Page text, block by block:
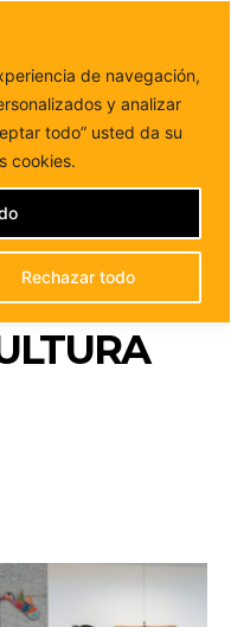
de navegación,
y analizar
todo” usted da su
cookies.
Rechazar todo
cercana
muestra el talento
DE
EN LA